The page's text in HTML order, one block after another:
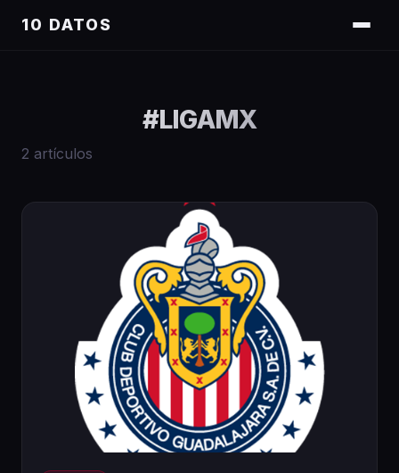
10 DATOS
#LIGAMX
2 artículos